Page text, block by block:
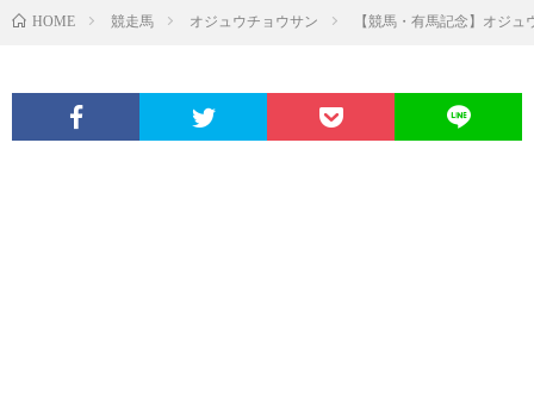
HOME 競走馬 オジュウチョウサン 【競馬・有馬記念】オジ